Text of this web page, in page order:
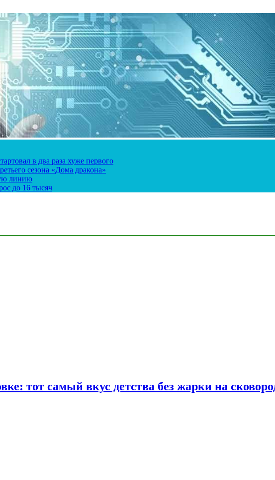
в два раза хуже первого
сезона «Дома дракона»
линию
до 16 тысяч
тот самый вкус детства без жарки на